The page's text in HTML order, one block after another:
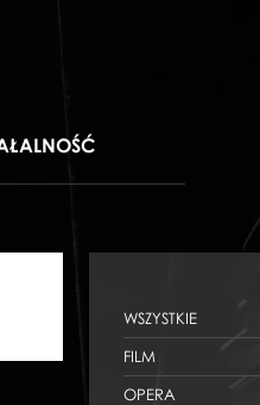
WSZYSTKIE
FILM
OPERA